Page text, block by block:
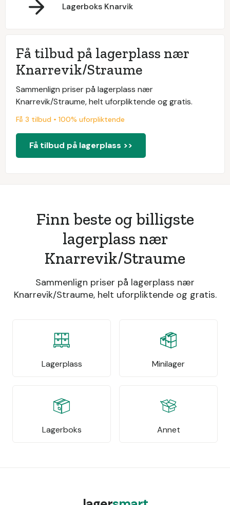
Lagerboks Knarvik
Få tilbud på lagerplass nær
Knarrevik/Straume
Sammenlign priser på lagerplass nær
Knarrevik/Straume, helt uforpliktende og gratis.
Få 3 tilbud • 100% uforpliktende
Få tilbud på lagerplass >>
Finn beste og billigste
lagerplass nær
Knarrevik/Straume
Sammenlign priser på lagerplass nær
Knarrevik/Straume, helt uforpliktende og gratis.
Lagerplass Minilager
Lagerboks Annet